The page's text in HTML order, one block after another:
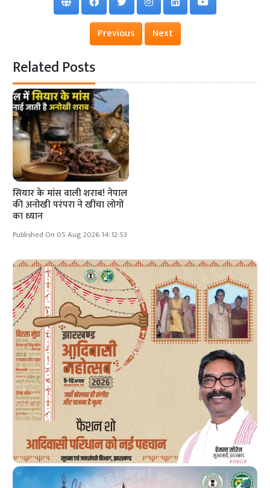
Previous Next
Related Posts
सियार के मांस वाली शराब! नेपाल
की अनोखी परंपरा ने खींचा लोगों
का ध्यान
Published On 05 Aug 2026 14:12:53